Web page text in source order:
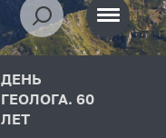
ДЕНЬ
ГЕОЛОГА. 60
ЛЕТ